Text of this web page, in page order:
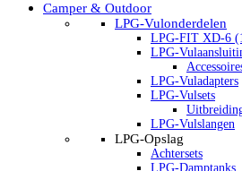
Camper & Outdoor
LPG-Vulonderdelen
LPG-FIT XD-6
LPG-
LPG-Vuladapters
LPG-Vulsets
LPG-Vulslangen
LPG-Opslag
Achtersets
LPG-Damptanks